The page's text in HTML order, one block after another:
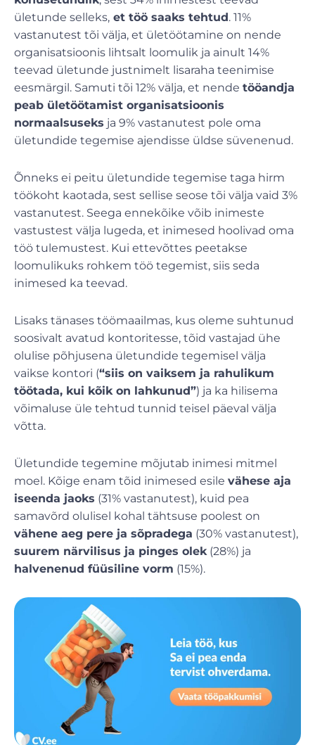
ületunde selleks, et töö saaks tehtud. 11%
vastanutest tõi välja, et ületöötamine on nende
organisatsioonis lihtsalt loomulik ja ainult 14%
teevad ületunde justnimelt lisaraha teenimise
eesmärgil. Samuti tõi 12% välja, et nende tööandja
peab ületöötamist organisatsioonis
normaalsuseks ja 9% vastanutest pole oma
ületundide tegemise ajendisse üldse süvenenud.
Õnneks ei peitu ületundide tegemise taga hirm
töökoht kaotada, sest sellise seose tõi välja vaid 3%
vastanutest. Seega ennekõike võib inimeste
vastustest välja lugeda, et inimesed hoolivad oma
töö tulemustest. Kui ettevõttes peetakse
loomulikuks rohkem töö tegemist, siis seda
inimesed ka teevad.
Lisaks tänases töömaailmas, kus oleme suhtunud
soosivalt avatud kontoritesse, tõid vastajad ühe
olulise põhjusena ületundide tegemisel välja
vaikse kontori (“siis on vaiksem ja rahulikum
töötada, kui kõik on lahkunud”) ja ka hilisema
võimaluse üle tehtud tunnid teisel päeval välja
võtta.
Ületundide tegemine mõjutab inimesi mitmel
moel. Kõige enam tõid inimesed esile vähese aja
iseenda jaoks (31% vastanutest), kuid pea
samavõrd olulisel kohal tähtsuse poolest on
vähene aeg pere ja sõpradega (30% vastanutest),
suurem närvilisus ja pinges olek(28%) ja
halvenenud füüsiline vorm (15%).